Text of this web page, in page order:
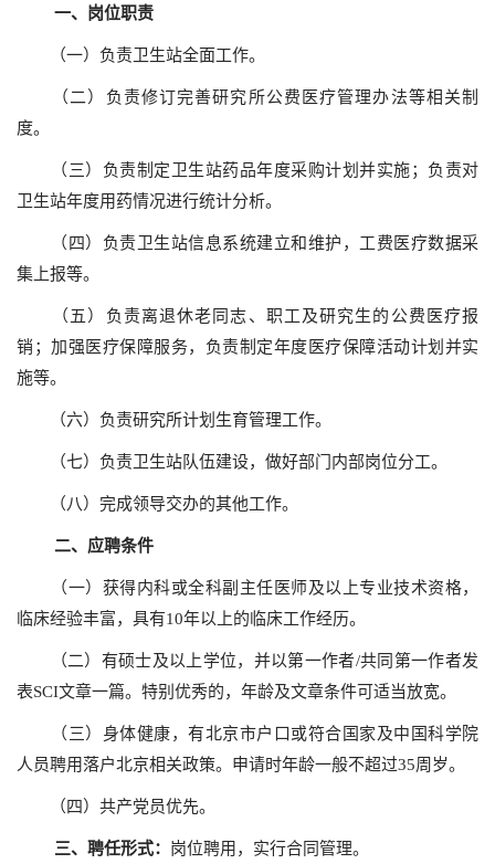
一、岗位职责
（一）负责卫生站全面工作。
（二）负责修订完善研究所公费医疗管理办法等相关制
度。
（三）负责制定卫生站药品年度采购计划并实施；负责对
卫生站年度用药情况进行统计分析。
（四）负责卫生站信息系统建立和维护，工费医疗数据采
集上报等。
（五）负责离退休老同志、职工及研究生的公费医疗报
销；加强医疗保障服务，负责制定年度医疗保障活动计划并实
施等。
（六）负责研究所计划生育管理工作。
（七）负责卫生站队伍建设，做好部门内部岗位分工。
（八）完成领导交办的其他工作。
二、应聘条件
（一）获得内科或全科副主任医师及以上专业技术资格，
临床经验丰富，具有10年以上的临床工作经历。
（二）有硕士及以上学位，并以第一作者/共同第一作者发
表SCI文章一篇。特别优秀的，年龄及文章条件可适当放宽。
（三）身体健康，有北京市户口或符合国家及中国科学院
人员聘用落户北京相关政策。申请时年龄一般不超过35周岁。
（四）共产党员优先。
三、聘任形式： 岗位聘用，实行合同管理。